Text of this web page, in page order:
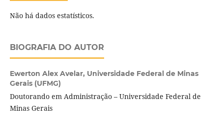
Não há dados estatísticos.
BIOGRAFIA DO AUTOR
Ewerton Alex Avelar, Universidade Federal de Minas
Gerais (UFMG)
Doutorando em Administração – Universidade Federal de
Minas Gerais